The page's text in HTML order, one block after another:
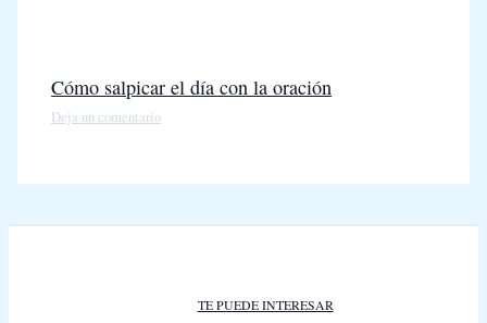
Cómo salpicar el día con la oración
Deja un comentario
TE PUEDE INTERESAR